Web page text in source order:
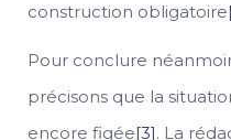
construction obligatoire
Pour conclure
précisons que la
encore figée[3]. La